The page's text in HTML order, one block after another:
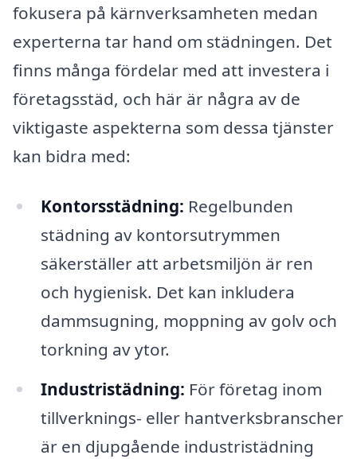
fokusera på kärnverksamheten medan
experterna tar hand om städningen. Det
finns många fördelar med att investera i
företagsstäd, och här är några av de
viktigaste aspekterna som dessa tjänster
kan bidra med:
Kontorsstädning: Regelbunden
städning av kontorsutrymmen
säkerställer att arbetsmiljön är ren
och hygienisk. Det kan inkludera
dammsugning, moppning av golv och
torkning av ytor.
Industristädning: För företag inom
tillverknings- eller hantverksbranscher
är en djupgående industristädning